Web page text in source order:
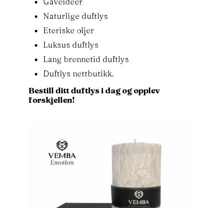
Naturlige duftlys
Eteriske oljer
Luksus duftlys
Lang brennetid duftlys
Duftlys nettbutikk.
Bestill ditt duftlys i dag og opplev
forskjellen!